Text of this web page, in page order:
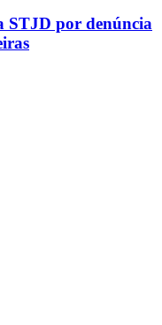
STJD por denúncia